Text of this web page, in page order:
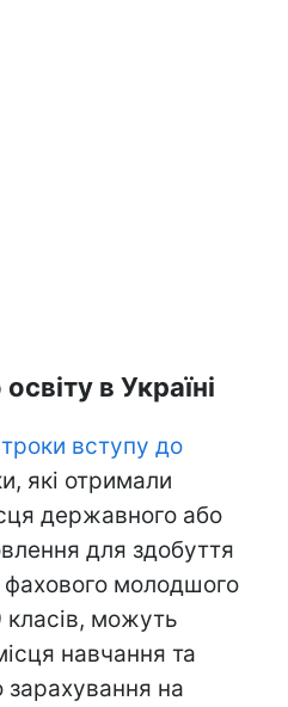
в Україні
вступу до
які отримали
державного або
для здобуття
фахового молодшого
класів, можуть
навчання та
зарахування на